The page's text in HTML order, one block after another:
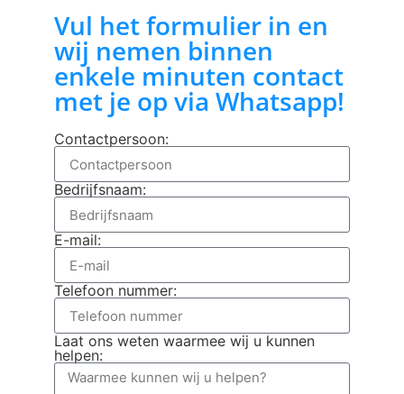
Vul het formulier in en
wij nemen binnen
enkele minuten contact
met je op via Whatsapp!
Contactpersoon:
Bedrijfsnaam:
E-mail:
Telefoon nummer:
Laat ons weten waarmee wij u kunnen
helpen: